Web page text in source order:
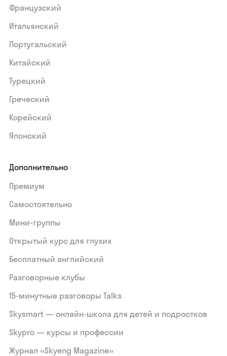
Французский
Итальянский
Португальский
Китайский
Турецкий
Греческий
Корейский
Японский
Дополнительно
Премиум
Самостоятельно
Мини-группы
Открытый курс для глухих
Бесплатный английский
Разговорные клубы
15‑минутные разговоры Talks
Skysmart — онлайн-школа для детей и подростков
Skypro — курсы и профессии
Журнал «Skyeng Magazine»